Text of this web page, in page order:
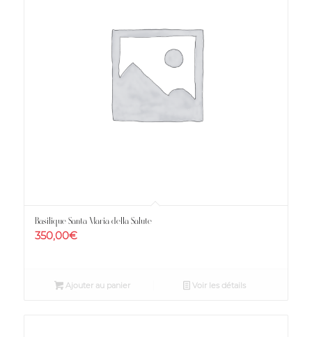
Basilique Santa Maria della Salute
350,00€
Ajouter au panier Voir les détails